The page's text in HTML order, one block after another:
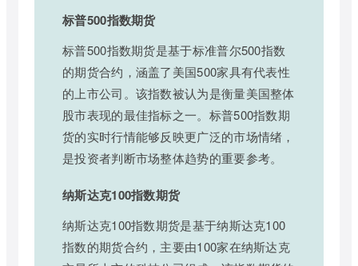
标普500指数期货
标普500指数期货是基于标准普尔500指数
的期货合约，涵盖了美国500家具有代表性
的上市公司。该指数被认为是衡量美国整体
股市表现的最佳指标之一。标普500指数期
货的实时行情能够反映更广泛的市场情绪，
是投资者判断市场整体趋势的重要参考。
纳斯达克100指数期货
纳斯达克100指数期货是基于纳斯达克100
指数的期货合约，主要由100家在纳斯达克